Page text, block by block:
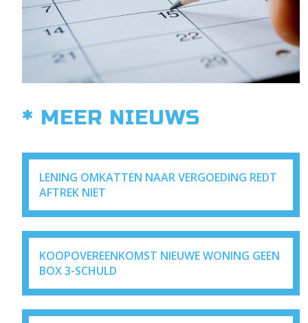
* MEER NIEUWS
LENING OMKATTEN NAAR VERGOEDING REDT
AFTREK NIET
KOOPOVEREENKOMST NIEUWE WONING GEEN
BOX 3-SCHULD